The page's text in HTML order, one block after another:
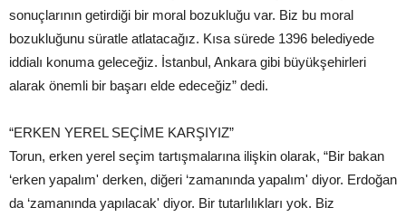
sonuçlarının getirdiği bir moral bozukluğu var. Biz bu moral
bozukluğunu süratle atlatacağız. Kısa sürede 1396 belediyede
iddialı konuma geleceğiz. İstanbul, Ankara gibi büyükşehirleri
alarak önemli bir başarı elde edeceğiz” dedi.
“ERKEN YEREL SEÇİME KARŞIYIZ”
Torun, erken yerel seçim tartışmalarına ilişkin olarak, “Bir bakan
‘erken yapalım' derken, diğeri ‘zamanında yapalım' diyor. Erdoğan
da ‘zamanında yapılacak' diyor. Bir tutarlılıkları yok. Biz